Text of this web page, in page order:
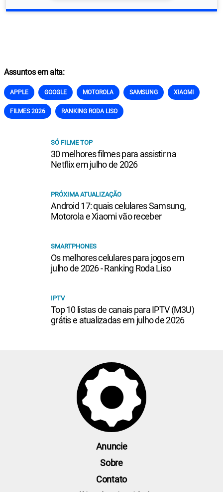
Assuntos em alta:
APPLE GOOGLE MOTOROLA SAMSUNG XIAOMI
FILMES 2026 RANKING RODA LISO
SÓ FILME TOP
30 melhores filmes para assistir na
Netflix em julho de 2026
PRÓXIMA ATUALIZAÇÃO
Android 17: quais celulares Samsung,
Motorola e Xiaomi vão receber
SMARTPHONES
Os melhores celulares para jogos em
julho de 2026 - Ranking Roda Liso
IPTV
Top 10 listas de canais para IPTV (M3U)
grátis e atualizadas em julho de 2026
Anuncie
Sobre
Contato